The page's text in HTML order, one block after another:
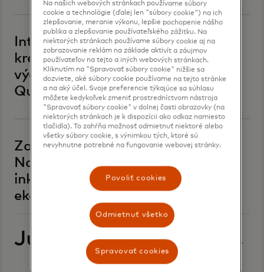
Intuit uvádza na trh firemnú
kreditnú kartu, ktorá spája správu
výdavkov, odmeny a prehľady v
QuickBooks
Za hranicou jednej miliardy:
Nahliadnutie do cesty k
inkluzívnejšej a udržateľnejšej
ekonomike
Jún 2026
Na našich webových stránkach používame súbory
cookie a technológie (ďalej len "súbory cookie") na ich
zlepšovanie, meranie výkonu, lepšie pochopenie nášho
publika a zlepšovanie používateľského zážitku. Na
niektorých stránkach používame súbory cookie aj na
zobrazovanie reklám na základe aktivít a záujmov
používateľov na tejto a iných webových stránkach.
Kliknutím na "Spravovať súbory cookie" nižšie sa
dozviete, aké súbory cookie používame na tejto stránke
a na aký účel. Svoje preferencie týkajúce sa súhlasu
môžete kedykoľvek zmeniť prostredníctvom nástroja
"Spravovať súbory cookie" v dolnej časti obrazovky (na
niektorých stránkach je k dispozícii ako odkaz namiesto
tlačidla). To zahŕňa možnosť odmietnuť niektoré alebo
všetky súbory cookie, s výnimkou tých, ktoré sú
nevyhnutne potrebné na fungovanie webovej stránky.
Povoliť cookies
Odmietnuť všetko
Spravovať cookies